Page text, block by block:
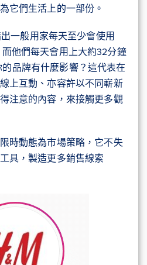
它們生活上的一部份。
一般用家每天至少會使用
他們每天會用上大約32分鐘
品牌有什麼影響？這代表在
上互動、亦容許以不同嶄新
注意的內容，來接觸更多觀
時動態為市場策略，它不失
具，製造更多銷售線索